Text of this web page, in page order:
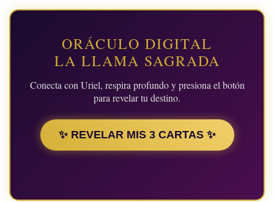
ORÁCULO DIGITAL
LA LLAMA SAGRADA
Conecta con Uriel, respira profundo y presiona el botón
para revelar tu destino.
✨ REVELAR MIS 3 CARTAS ✨